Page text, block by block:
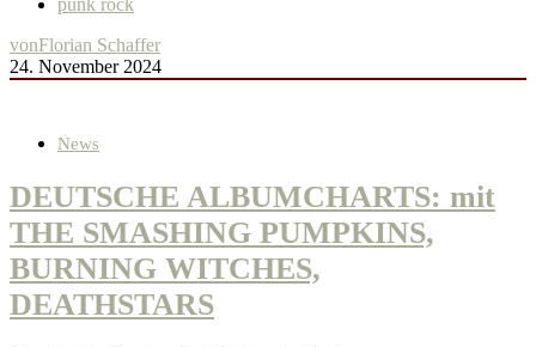
vonFlorian Schaffer
24. November 2024
News
DEUTSCHE ALBUMCHARTS: mit
THE SMASHING PUMPKINS,
BURNING WITCHES,
DEATHSTARS